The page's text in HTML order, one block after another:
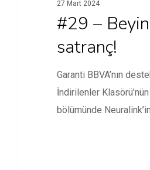
27 Mart 2024
#29 –
satranç!
Garanti BBVA’nın
İndirilenler
bölümünde